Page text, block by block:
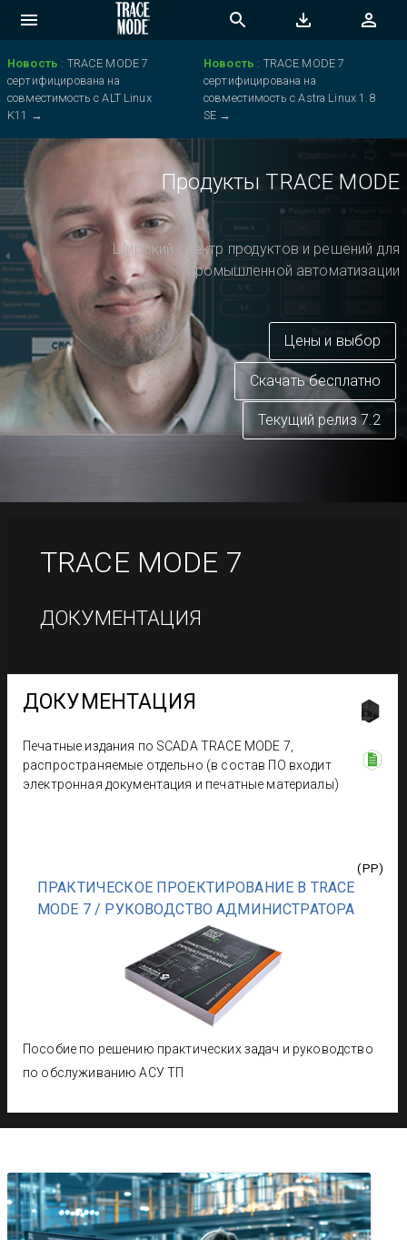
Новость : TRACE MODE 7
сертифицирована на
совместимость с ALT Linux
K11 →
Новость : TRACE MODE 7
сертифицирована на
совместимость с Astra Linux 1.8
SE →
Продукты TRACE MODE
Широкий спектр продуктов и решений для
промышленной автоматизации
Цены и выбор
Скачать бесплатно
Текущий релиз 7.2
TRACE MODE 7
ДОКУМЕНТАЦИЯ
ДОКУМЕНТАЦИЯ
Печатные издания по SCADA TRACE MODE 7,
распространяемые отдельно (в состав ПО входит
электронная документация и печатные материалы)
ПРАКТИЧЕСКОЕ ПРОЕКТИРОВАНИЕ В TRACE
MODE 7 / РУКОВОДСТВО АДМИНИСТРАТОРА
(PP)
Пособие по решению практических задач и руководство
по обслуживанию АСУ ТП